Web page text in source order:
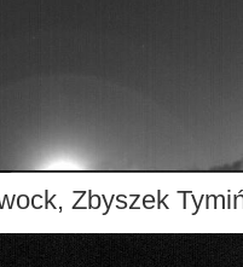
Zbyszek